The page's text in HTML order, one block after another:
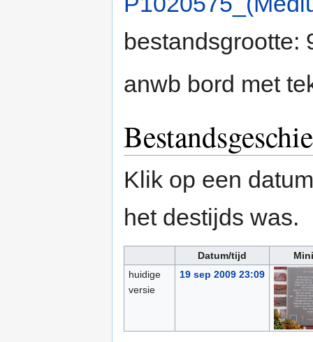
bestandsgrootte:
anwb bord met
Klik op een
het destijds was.
Datum/tijd
huidige
versie
19 sep 2009 23:09